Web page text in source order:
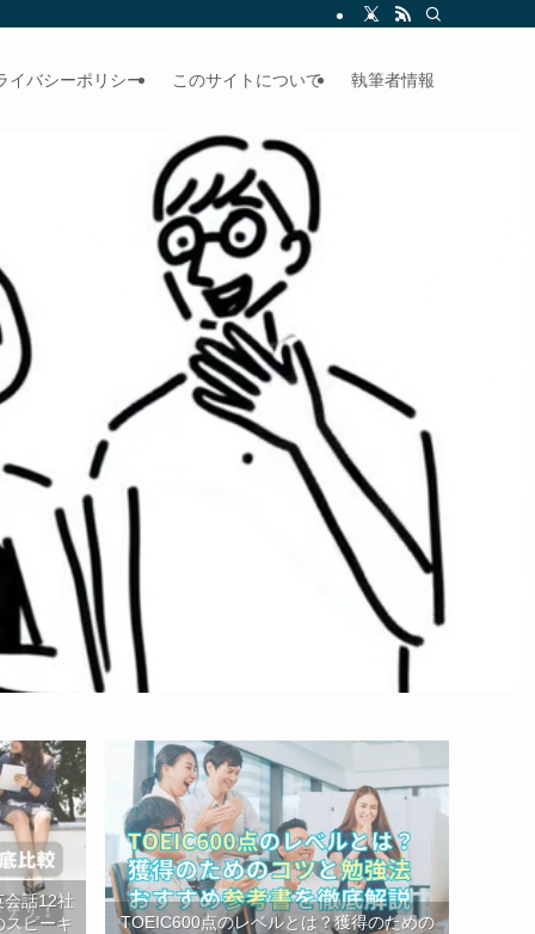
イバシーポリシー このサイトについて 執筆者情報
会話12社
スピーキ
TOEIC600点のレベルとは？獲得のための